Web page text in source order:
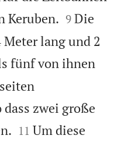
Keruben. 

9 Die
lang und 2
fünf von ihnen
zwei große


11 Um diese